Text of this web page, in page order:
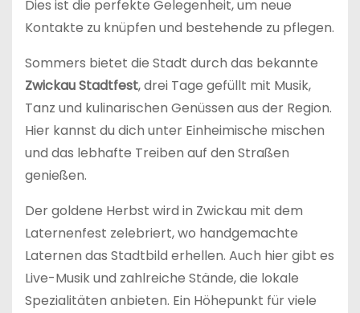
Dies ist die perfekte Gelegenheit, um neue
Kontakte zu knüpfen und bestehende zu pflegen.
Sommers bietet die Stadt durch das bekannte
Zwickau Stadtfest, drei Tage gefüllt mit Musik,
Tanz und kulinarischen Genüssen aus der Region.
Hier kannst du dich unter Einheimische mischen
und das lebhafte Treiben auf den Straßen
genießen.
Der goldene Herbst wird in Zwickau mit dem
Laternenfest zelebriert, wo handgemachte
Laternen das Stadtbild erhellen. Auch hier gibt es
Live-Musik und zahlreiche Stände, die lokale
Spezialitäten anbieten. Ein Höhepunkt für viele